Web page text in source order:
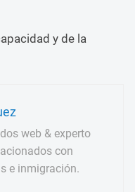
y de la
web & experto
con
e inmigración.